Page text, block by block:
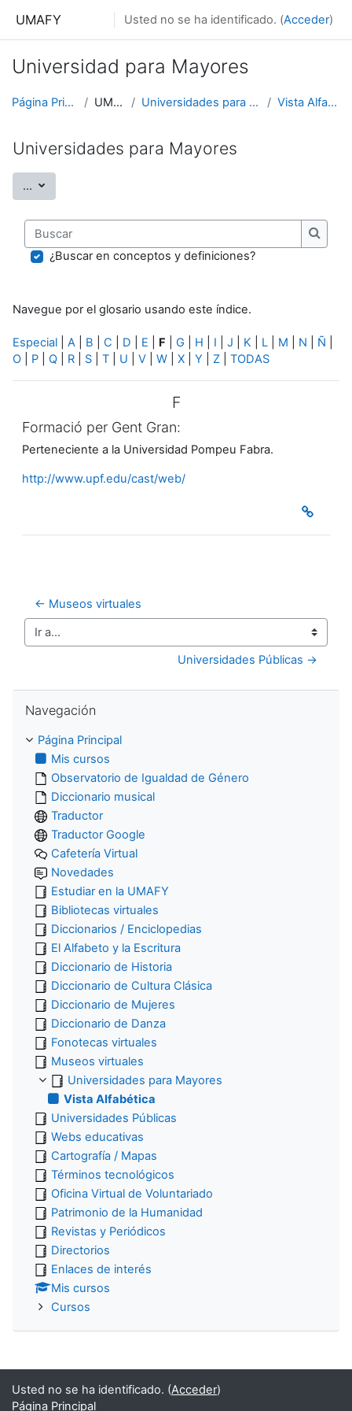
UMAFY Usted no se ha identificado. (Acceder)
Universidad para Mayores
Página Principal UMAFY Universidades para Mayores Vista Alfabética
Universidades para Mayores
... Exportar entradas
Buscar
Buscar
¿Buscar en conceptos y definiciones?
Navegue por el glosario usando este índice.
Especial A B C D E F G H I J K L M N Ñ
O
P Q R S T U V W X Y Z TODAS
F
Formació per Gent Gran:
Perteneciente a la Universidad Pompeu Fabra.
http://www.upf.edu/cast/web/
← Museos virtuales
Ir a...
Universidades Públicas →
Navegación
Página Principal
Mis cursos
Observatorio de Igualdad de Género
Diccionario musical
Traductor
Traductor Google
Cafetería Virtual
Novedades
Estudiar en la UMAFY
Bibliotecas virtuales
Diccionarios / Enciclopedias
El Alfabeto y la Escritura
Diccionario de Historia
Diccionario de Cultura Clásica
Diccionario de Mujeres
Diccionario de Danza
Fonotecas virtuales
Museos virtuales
Universidades para Mayores
Vista Alfabética
Universidades Públicas
Webs educativas
Cartografía / Mapas
Términos tecnológicos
Oficina Virtual de Voluntariado
Patrimonio de la Humanidad
Revistas y Periódicos
Directorios
Enlaces de interés
Mis cursos
Cursos
Usted no se ha identificado. (Acceder)
Página Principal